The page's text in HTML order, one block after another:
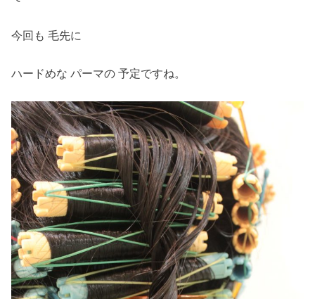
今回も 毛先に
ハードめな パーマの 予定ですね。